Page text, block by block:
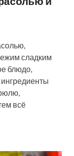
сладким
блюдо,
ингредиенты
всё